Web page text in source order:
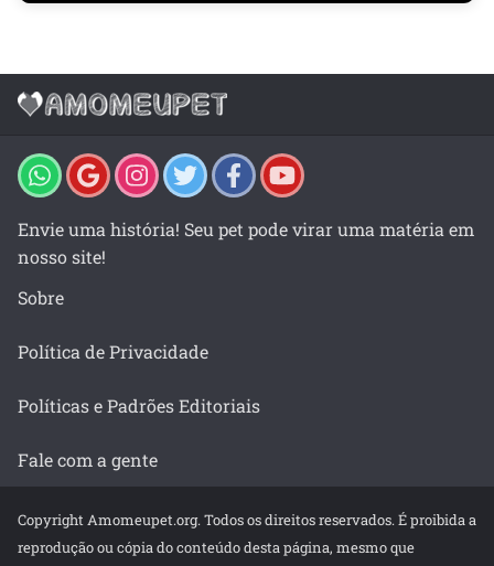
Envie uma história! Seu pet pode virar uma matéria em
nosso site!
Sobre
Política de Privacidade
Políticas e Padrões Editoriais
Fale com a gente
Copyright Amomeupet.org. Todos os direitos reservados. É proibida a
reprodução ou cópia do conteúdo desta página, mesmo que